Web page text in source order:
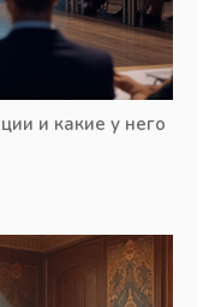
и какие у него